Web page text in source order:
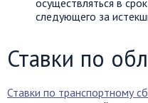
осуществляться в
следующего за
Ставки по
Ставки по транспортному